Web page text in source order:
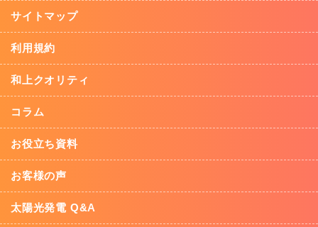
サイトマップ
利用規約
和上クオリティ
コラム
お役立ち資料
お客様の声
太陽光発電 Q&A